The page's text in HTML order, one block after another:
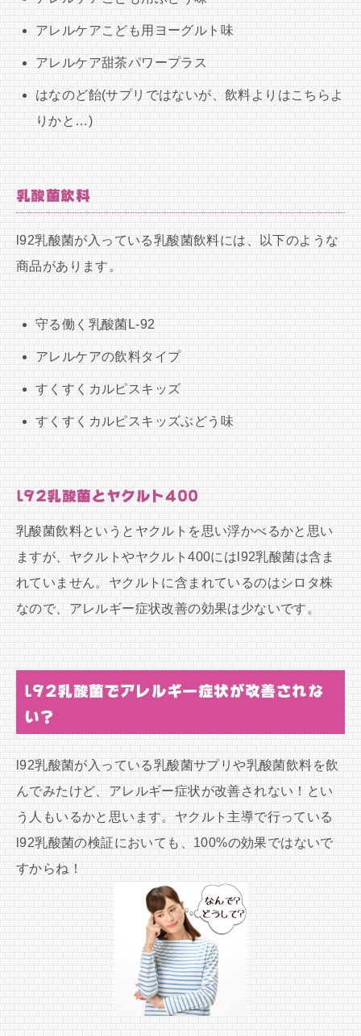
アレルケアこども用ヨーグルト味
アレルケア甜茶パワープラス
はなのど飴(サプリではないが、飲料よりはこちらよ
りかと…)
乳酸菌飲料
l92乳酸菌が入っている乳酸菌飲料には、以下のような
商品があります。
守る働く乳酸菌L-92
アレルケアの飲料タイプ
すくすくカルピスキッズ
すくすくカルピスキッズぶどう味
l92乳酸菌とヤクルト400
乳酸菌飲料というとヤクルトを思い浮かべるかと思い
ますが、ヤクルトやヤクルト400にはl92乳酸菌は含ま
れていません。ヤクルトに含まれているのはシロタ株
なので、アレルギー症状改善の効果は少ないです。
l92乳酸菌でアレルギー症状が改善されな
い？
l92乳酸菌が入っている乳酸菌サプリや乳酸菌飲料を飲
んでみたけど、アレルギー症状が改善されない！とい
う人もいるかと思います。ヤクルト主導で行っている
l92乳酸菌の検証においても、100%の効果ではないで
すからね！